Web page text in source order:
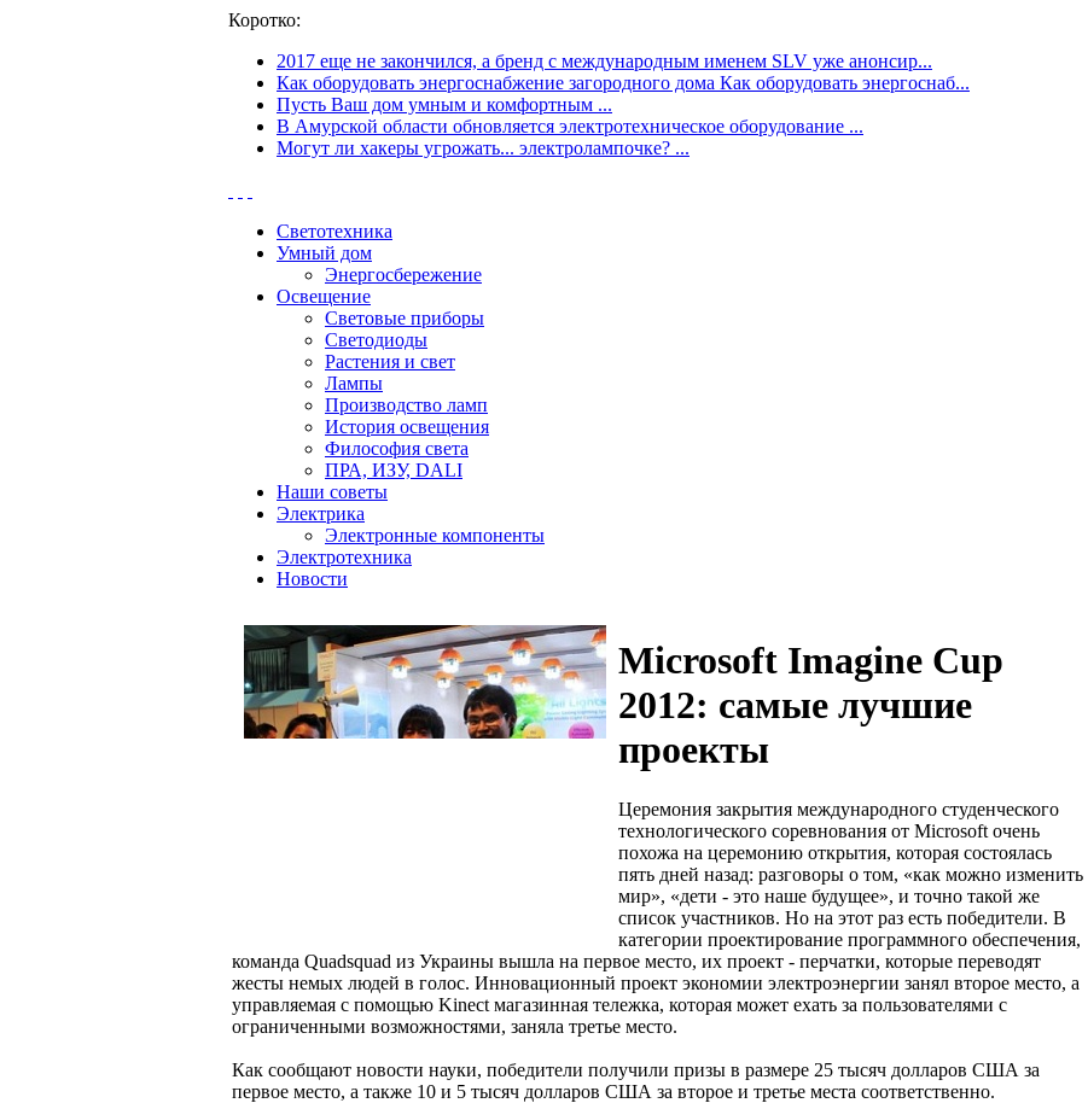
Коротко:
2017 еще не закончился, а бренд с международным именем SLV уже анонсир...
Как оборудовать энергоснабжение загородного дома Как оборудовать энергоснаб...
Пусть Ваш дом умным и комфортным ...
В Амурской области обновляется электротехническое оборудование ...
Могут ли хакеры угрожать... электролампочке? ...
Светотехника
Умный дом
Энергосбережение
Освещение
Световые приборы
Светодиоды
Растения и свет
Лампы
Производство ламп
История освещения
Философия света
ПРА, ИЗУ, DALI
Наши советы
Электрика
Электронные компоненты
Электротехника
Новости
Microsoft Imagine Cup
2012: самые лучшие
проекты
Церемония закрытия международного студенческого
технологического соревнования от Microsoft очень
похожа на церемонию открытия, которая состоялась
пять дней назад: разговоры о том, «как можно изменить
мир», «дети - это наше будущее», и точно такой же
список участников. Но на этот раз есть победители. В
категории проектирование программного обеспечения,
команда Quadsquad из Украины вышла на первое место, их проект - перчатки, которые переводят
жесты немых людей в голос. Инновационный проект экономии электроэнергии занял второе место, а
управляемая с помощью Kinect магазинная тележка, которая может ехать за пользователями с
ограниченными возможностями, заняла третье место.
Как сообщают новости науки, победители получили призы в размере 25 тысяч долларов США за
первое место, а также 10 и 5 тысяч долларов США за второе и третье места соответственно.